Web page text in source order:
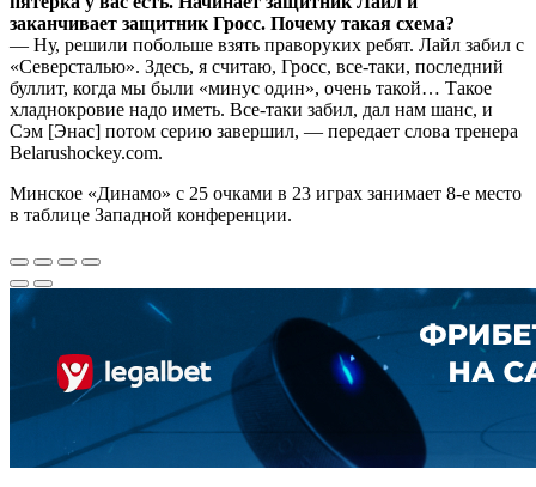
заканчивает защитник Гросс. Почему такая схема?
— Ну, решили побольше взять праворуких ребят. Лайл забил с
«Северсталью». Здесь, я считаю, Гросс, все-таки, последний
буллит, когда мы были «минус один», очень такой… Такое
хладнокровие надо иметь. Все-таки забил, дал нам шанс, и
Сэм [Энас] потом серию завершил, — передает слова тренера
Belarushockey.com.
Минское «Динамо» с 25 очками в 23 играх занимает 8-е место
в таблице Западной конференции.